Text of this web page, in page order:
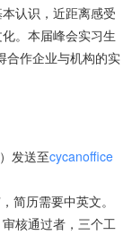
认识，近距离感受
。本届峰会实习生
合作企业与机构的实
发送至cycanoffice
简历需要中英文。
核通过者，三个工